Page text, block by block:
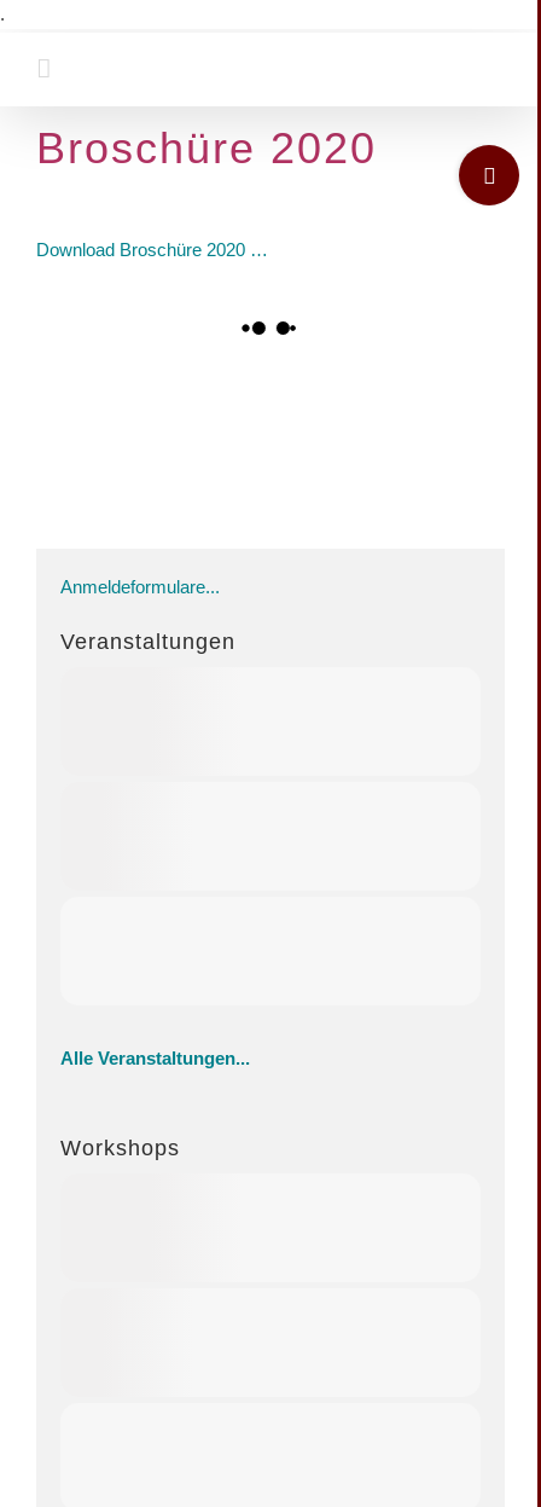
.
Broschüre 2020
Download Broschüre 2020 …
Anmeldeformulare...
Veranstaltungen
Alle Veranstaltungen...
Workshops
Toggle
Sliding